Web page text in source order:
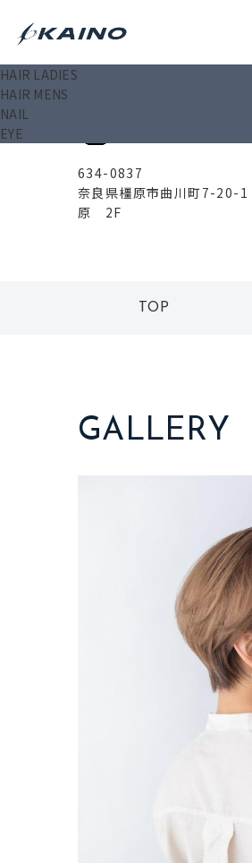
HAIR LADIES
HAIR MENS
NAIL
EYE
634-0837
奈良県橿原市曲川町7-20-
原 2F
TOP
GALLERY